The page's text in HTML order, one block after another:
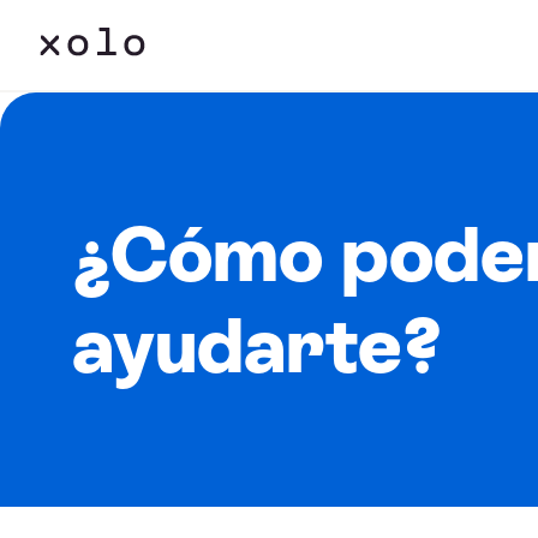
¿Cómo
ayudarte?